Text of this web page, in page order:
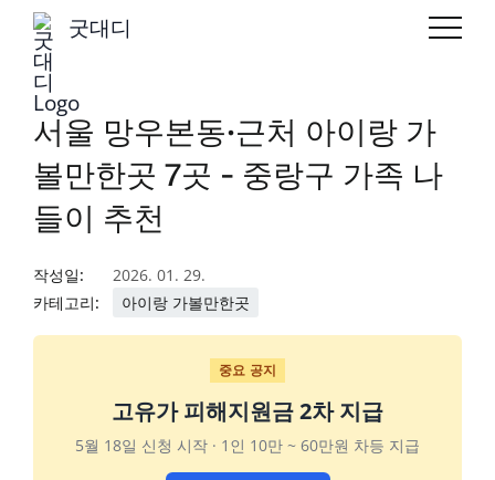
굿대디
서울 망우본동·근처 아이랑 가
볼만한곳 7곳 - 중랑구 가족 나
들이 추천
작성일:
2026. 01. 29.
카테고리:
아이랑 가볼만한곳
중요 공지
고유가 피해지원금 2차 지급
5월 18일 신청 시작 · 1인 10만 ~ 60만원 차등 지급